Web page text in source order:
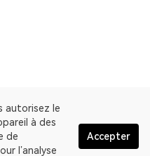
autorisez le
à des
de
l’analyse
Accepter